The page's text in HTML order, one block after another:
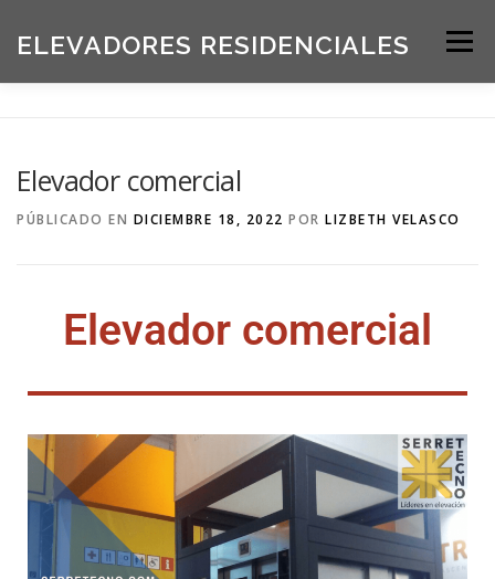
ELEVADORES RESIDENCIALES Menú
Elevador comercial
PÚBLICADO EN DICIEMBRE 18, 2022 POR LIZBETH VELASCO
Elevador comercial